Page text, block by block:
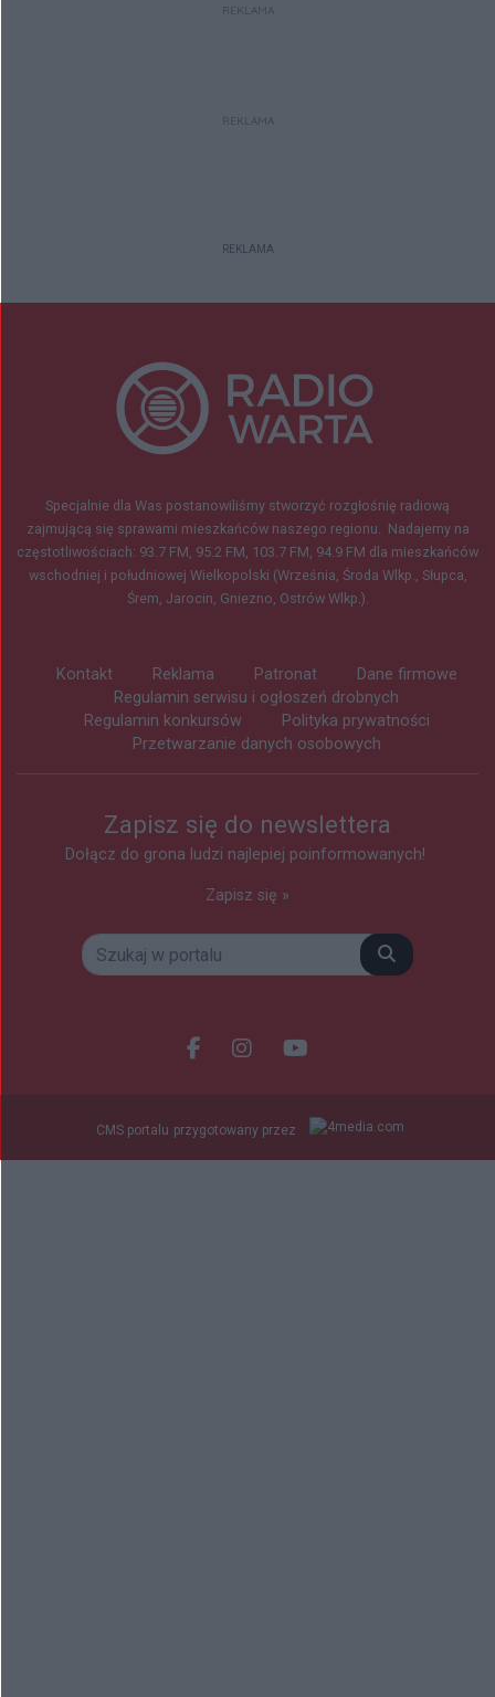
REKLAMA
REKLAMA
REKLAMA
Specjalnie dla Was postanowiliśmy stworzyć rozgłośnię radiową
zajmującą się sprawami mieszkańców naszego regionu. Nadajemy na
częstotliwościach: 93.7 FM, 95.2 FM, 103.7 FM, 94.9 FM dla mieszkańców
wschodniej i południowej Wielkopolski (Września, Środa Wlkp., Słupca,
Śrem, Jarocin, Gniezno, Ostrów Wlkp.).
Kontakt Reklama Patronat
Dane firmowe
Regulamin serwisu i ogłoszeń drobnych
Regulamin konkursów
Polityka prywatności
Przetwarzanie danych osobowych
Zapisz się do newslettera
Dołącz do grona ludzi najlepiej poinformowanych!
Zapisz się »
Szukaj
Facebook.com
Instagram.com
Youtube.com
CMS portalu przygotowany przez